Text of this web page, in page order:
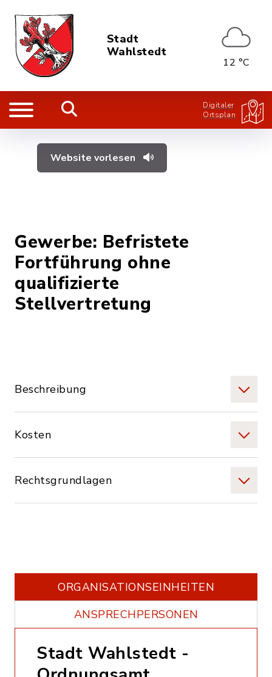
Stadt
Wahlstedt
12 °C
Digitaler
Ortsplan
Website vorlesen
Gewerbe: Befristete
Fortführung ohne
qualifizierte
Stellvertretung
Beschreibung
Kosten
Rechtsgrundlagen
ORGANISATIONS­EINHEITEN
ANSPRECHPERSONEN
Stadt Wahlstedt -